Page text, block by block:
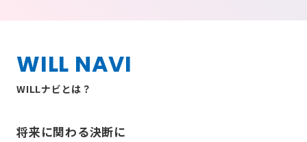
WILL NAVI
WILLナビとは？
将来に関わる決断に